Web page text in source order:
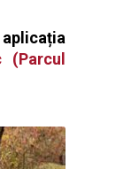
(Parcul